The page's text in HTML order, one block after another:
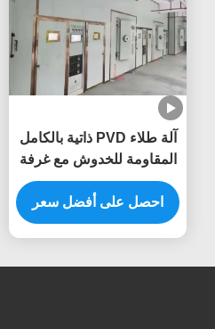
آلة طلاء PVD ذاتية بالكامل
المقاومة للخدوش مع غرفة
من الفولاذ المقاوم للصدأ
لأطر الأثاث
احصل على أفضل سعر